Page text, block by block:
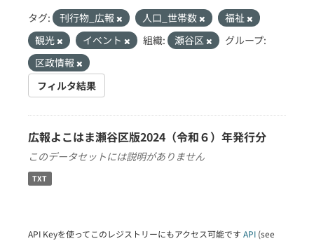
タグ: 刊行物_広報 人口_世帯数
福祉
観光
イベント 組織: 瀬谷区
グループ:
区政情報
フィルタ結果
広報よこはま瀬谷区版2024（令和６）年発行分
このデータセットには説明がありません
TXT
API Keyを使ってこのレジストリーにもアクセス可能です API (see